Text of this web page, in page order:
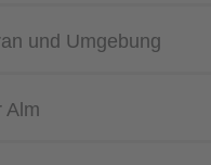
und Umgebung
Alm